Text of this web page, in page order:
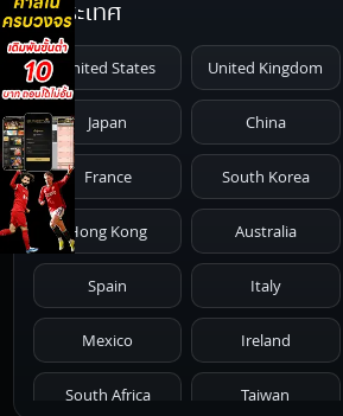
1991
1986 1985 1984
1981 1980 1979
1976 1975 1974
1971 1970 1969
1966 1965 1964
1959
ประเทศ
United States United Kingdom
Japan China
France South Korea
Hong Kong Australia
Spain Italy
Mexico Ireland
South Africa Taiwan